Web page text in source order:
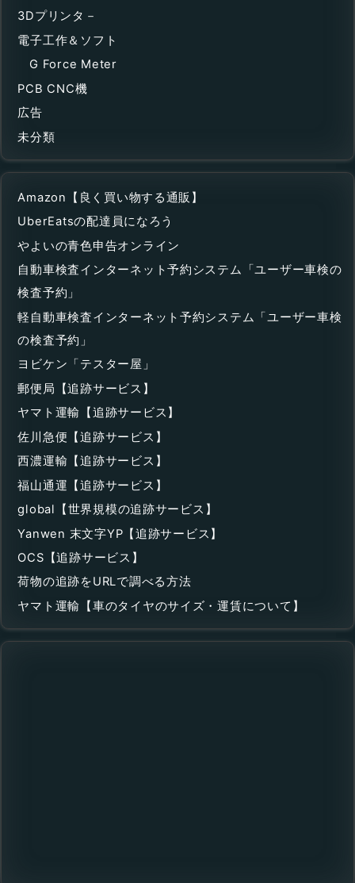
3Dプリンタ－
電子工作＆ソフト
G Force Meter
PCB CNC機
広告
未分類
Amazon【良く買い物する通販】
UberEatsの配達員になろう
やよいの青色申告オンライン
自動車検査インターネット予約システム「ユーザー車検の
検査予約」
軽自動車検査インターネット予約システム「ユーザー車検
の検査予約」
ヨビケン「テスター屋」
郵便局【追跡サービス】
ヤマト運輸【追跡サービス】
佐川急便【追跡サービス】
西濃運輸【追跡サービス】
福山通運【追跡サービス】
global【世界規模の追跡サービス】
Yanwen 末文字YP【追跡サービス】
OCS【追跡サービス】
荷物の追跡をURLで調べる方法
ヤマト運輸【車のタイヤのサイズ・運賃について】